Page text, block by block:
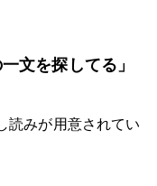
文を探してる」
読みが用意されてい